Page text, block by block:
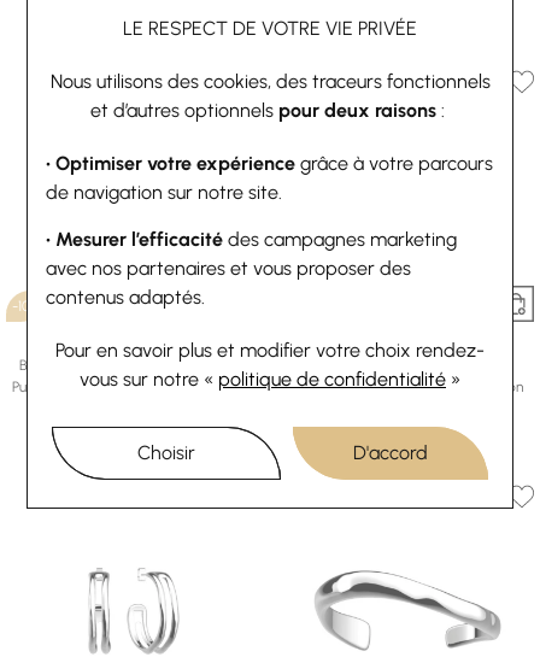
LE RESPECT DE VOTRE VIE PRIVÉE
Nous utilisons des cookies, des traceurs fonctionnels
et d’autres optionnels pour deux raisons :
• Optimiser votre expérience grâce à votre parcours
de navigation sur notre site.
• Mesurer l’efficacité des campagnes marketing
avec nos partenaires et vous proposer des
contenus adaptés.
Pour en savoir plus et modifier votre choix rendez-
vous sur notre « politique de confidentialité »
Choisir D'accord
73,80 €
Ou 4x 18.45€
-10%
Les Georgettes
Bracelet manchette Les Georgettes
Pure Organique en laiton finition dorée,
73,80 €82 €
Ou
18.45€sans frais
Les Georgettes
Georgettes Pure Organique en laiton
60,30 €67 €
Ou4x 15.08€sans frais